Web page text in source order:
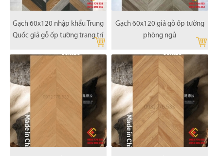
Gạch 60x120 nhập khẩu Trung
Quốc giả gỗ ốp tường trang trí
Gạch 60x120 giả gỗ ốp tường
phòng ngủ